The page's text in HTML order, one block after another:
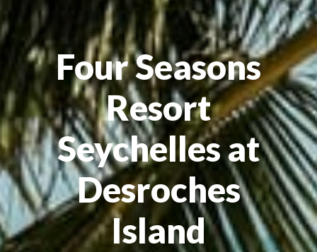
Four Seasons
Resort
Seychelles at
Desroches
Island